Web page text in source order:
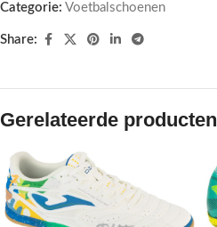
Categorie: Voetbalschoenen
Share:
Gerelateerde producten